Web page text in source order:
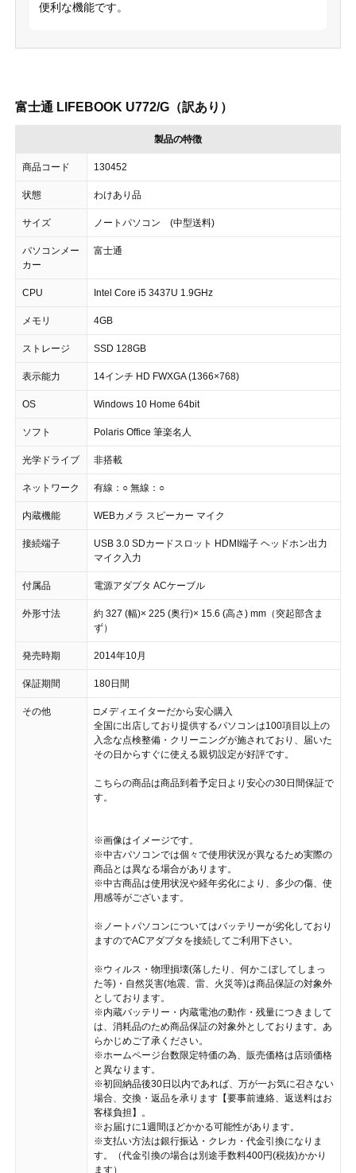
便利な機能です。
富士通 LIFEBOOK U772/G（訳あり）
製品の特徴
商品コード 130452
状態 わけあり品
サイズ ノートパソコン (中型送料)
パソコンメー
カー
富士通
CPU Intel Core i5 3437U 1.9GHz
メモリ 4GB
ストレージ SSD 128GB
表示能力 14インチ HD FWXGA (1366×768)
OS Windows 10 Home 64bit
ソフト Polaris Office 筆楽名人
光学ドライブ 非搭載
ネットワーク 有線：○ 無線：○
内蔵機能 WEBカメラ スピーカー マイク
接続端子
USB 3.0 SDカードスロット HDMI端子 ヘッドホン出力
マイク入力
付属品 電源アダプタ ACケーブル
外形寸法
約 327 (幅)× 225 (奥行)× 15.6 (高さ) mm（突起部含ま
ず）
発売時期 2014年10月
保証期間 180日間
その他
□メディエイターだから安心購入
全国に出店しており提供するパソコンは100項目以上の
入念な点検整備・クリーニングが施されており、届いた
その日からすぐに使える親切設定が好評です。
こちらの商品は商品到着予定日より安心の30日間保証で
す。
※画像はイメージです。
※中古パソコンでは個々で使用状況が異なるため実際の
商品とは異なる場合があります。
※中古商品は使用状況や経年劣化により、多少の傷、使
用感等がございます。
※ノートパソコンについてはバッテリーが劣化しており
ますのでACアダプタを接続してご利用下さい。
※ウィルス・物理損壊(落したり、何かこぼしてしまっ
た等)・自然災害(地震、雷、火災等)は商品保証の対象外
としております。
※内蔵バッテリー・内蔵電池の動作・残量につきまして
は、消耗品のため商品保証の対象外としております。あ
らかじめご了承ください。
※ホームページ台数限定特価の為、販売価格は店頭価格
と異なります。
※初回納品後30日以内であれば、万が一お気に召さない
場合、交換・返品を承ります【要事前連絡、返送料はお
客様負担】。
※お届けに1週間ほどかかる可能性があります。
※支払い方法は銀行振込・クレカ・代金引換になりま
す。（代金引換の場合は別途手数料400円(税抜)かかり
ます）